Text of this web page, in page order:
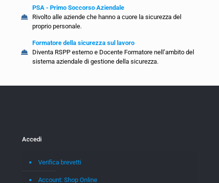
PSA - Primo Soccorso Aziendale
Rivolto alle aziende che hanno a cuore la sicurezza del
proprio personale.
Formatore della sicurezza sul lavoro
Diventa RSPP esterno e Docente Formatore nell’ambito del
sistema aziendale di gestione della sicurezza.
Accedi
Verifica brevetti
Account: Shop Online